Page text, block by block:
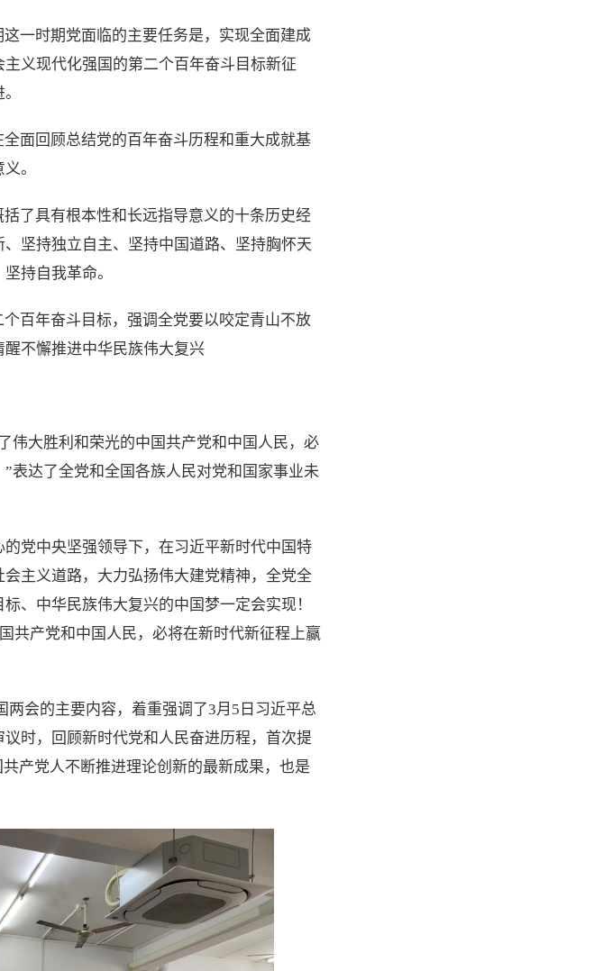
一时期党面临的主要任务是，实现全面建成
义现代化强国的第二个百年奋斗目标新征
面回顾总结党的百年奋斗历程和重大成就基
。
了具有根本性和长远指导意义的十条历史经
坚持独立自主、坚持中国道路、坚持胸怀天
持自我革命。
百年奋斗目标，强调全党要以咬定青山不放
不懈推进中华民族伟大复兴
伟大胜利和荣光的中国共产党和中国人民，必
表达了全党和全国各族人民对党和国家事业未
党中央坚强领导下，在习近平新时代中国特
主义道路，大力弘扬伟大建党精神，全党全
、中华民族伟大复兴的中国梦一定会实现！
共产党和中国人民，必将在新时代新征程上赢
会的主要内容，着重强调了3月5日习近平总
时，回顾新时代党和人民奋进历程，首次提
产党人不断推进理论创新的最新成果，也是